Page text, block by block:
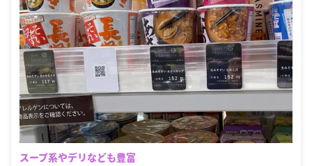
スープ系やデリなども豊富